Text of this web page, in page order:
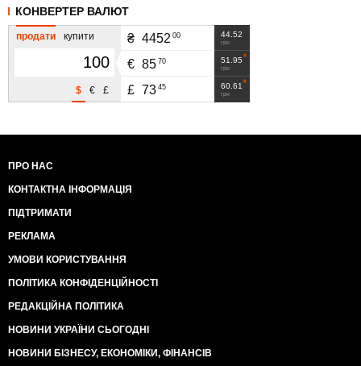
КОНВЕРТЕР ВАЛЮТ
продати купити
£
€
$
44.52
грн
₴ 4452 00
51.95
грн
€ 85 70
60.61
грн
£ 73 45
ПРО НАС
КОНТАКТНА ІНФОРМАЦІЯ
ПІДТРИМАТИ
РЕКЛАМА
УМОВИ КОРИСТУВАННЯ
ПОЛІТИКА КОНФІДЕНЦІЙНОСТІ
РЕДАКЦІЙНА ПОЛІТИКА
НОВИНИ УКРАЇНИ СЬОГОДНІ
НОВИНИ БІЗНЕСУ, ЕКОНОМІКИ, ФІНАНСІВ